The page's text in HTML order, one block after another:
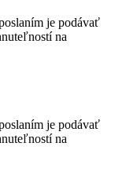
je podávať
na
je podávať
na